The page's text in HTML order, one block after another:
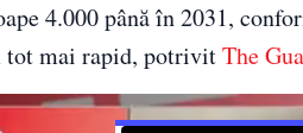
4.000 până în 2031,
tot mai rapid, potrivitThe